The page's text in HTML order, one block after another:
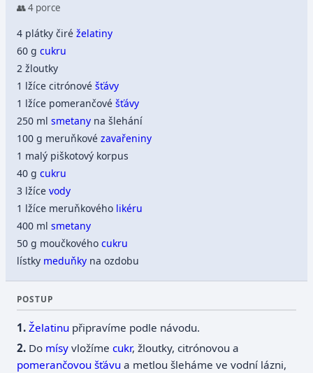
👥 4 porce
4 plátky čiréželatiny
60 gcukru
2 žloutky
1 lžíce citrónovéšťávy
1 lžíce pomerančovéšťávy
250 mlsmetany na šlehání
100 g meruňkovézavařeniny
1 malý piškotový korpus
40 gcukru
3 lžícevody
1 lžíce meruňkového likéru
400 mlsmetany
50 g moučkovéhocukru
lístky meduňky na ozdobu
POSTUP
Želatinu připravíme podle návodu.
Do mísy vložímecukr, žloutky, citrónovou a
pomerančovou šťávu a metlou šleháme ve vodní lázni,